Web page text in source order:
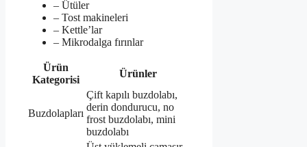
– Ütüler
– Tost makineleri
– Kettle’lar
– Mikrodalga fırınlar
Ürün
Kategorisi
Ürünler
Buzdolapları
Çift kapılı buzdolabı,
derin dondurucu, no
frost buzdolabı, mini
buzdolabı